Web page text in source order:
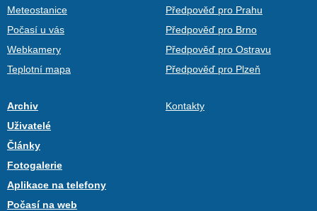
Meteostanice
Počasí u vás
Webkamery
Teplotní mapa
Předpověď pro Prahu
Předpověď pro Brno
Předpověď pro Ostravu
Předpověď pro Plzeň
Archiv
Uživatelé
Články
Fotogalerie
Aplikace na telefony
Počasí na web
Kontakty